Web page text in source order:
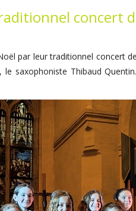
concert
par leur traditionnel concert
saxophoniste Thibaud